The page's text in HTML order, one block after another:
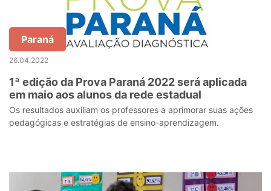
Paraná
26.04.2022
1ª edição da Prova Paraná 2022 será aplicada
em maio aos alunos da rede estadual
Os resultados auxiliam os professores a aprimorar suas ações
pedagógicas e estratégias de ensino-aprendizagem.